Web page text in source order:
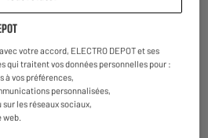
votre accord, ELECTRO DEPOT et ses
qui traitent vos données personnelles pour :
à vos préférences,
personnalisées,
les réseaux sociaux,